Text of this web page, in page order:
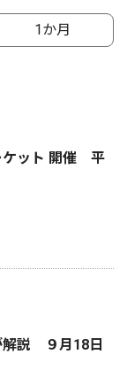
1か月
ケット 開催 平
解説 ９月18日